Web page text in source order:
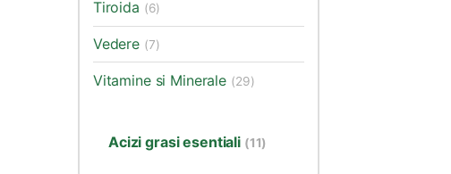
Tiroida (6)
Vedere (7)
Vitamine si Minerale (29)
Acizi grasi esentiali (11)